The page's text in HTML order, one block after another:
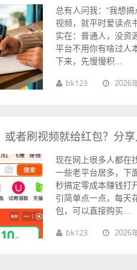
总有人问我：“我想
视频，就平时爱读点
实在：普通人，没资
平台不用你有啥过人
下来，先慢慢积...
bk123 2026
者刷视频就给红包？分享
现在网上很多人都在
一些老平台居多，下
秒搞定零成本赚钱打
引简单点一点，每天
包，可以直接购买...
bk123 2026